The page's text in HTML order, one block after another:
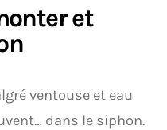
et
ventouse et eau
dans le siphon.